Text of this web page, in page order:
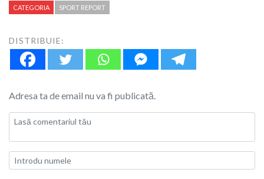
CATEGORIA SPORT REPORT
DISTRIBUIE:
Adresa ta de email nu va fi publicată.